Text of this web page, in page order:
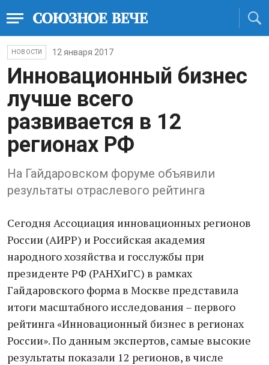
НОВОСТИ 12 января 2017
Инновационный бизнес
лучше всего
развивается в 12
регионах РФ
На Гайдаровском форуме объявили
результаты отраслевого рейтинга
Сегодня Ассоциация инновационных регионов
России (АИРР) и Российская академия
народного хозяйства и госслужбы при
президенте РФ (РАНХиГС) в рамках
Гайдаровского форма в Москве представила
итоги масштабного исследования – первого
рейтинга «Инновационный бизнес в регионах
России». По данным экспертов, самые высокие
результаты показали 12 регионов, в числе